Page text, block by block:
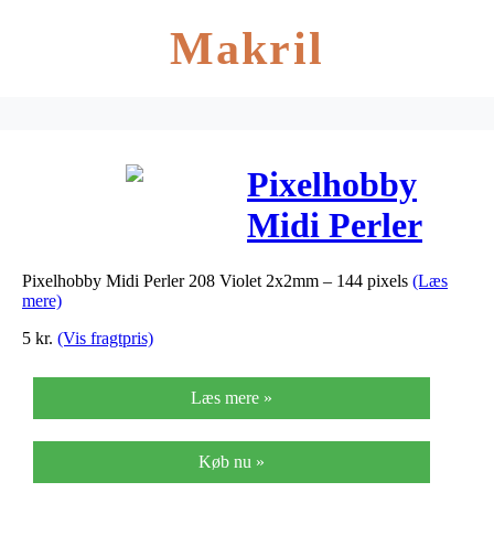
Makril
Pixelhobby
Midi Perler
208 Violet
Pixelhobby Midi Perler 208 Violet 2x2mm – 144 pixels (Læs
mere)
5 kr. (Vis fragtpris)
Læs mere »
Køb nu »